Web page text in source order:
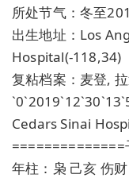
所处节气：冬至
出生地址：Los
Hospital(-118,34)
复粘档案：麦登,
Cedars Sinai
年柱：枭 己亥 伤财